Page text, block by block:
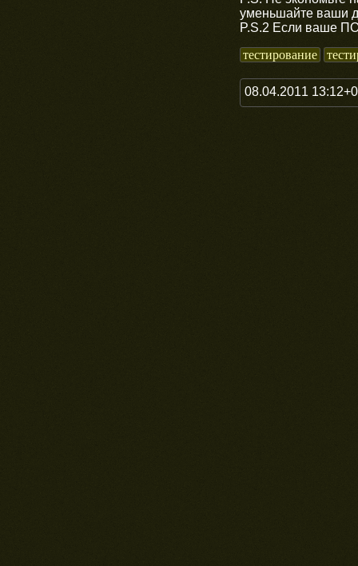
уменьшайте ваши
P.S.2 Если ваше ПО
тестирование
08.04.2011